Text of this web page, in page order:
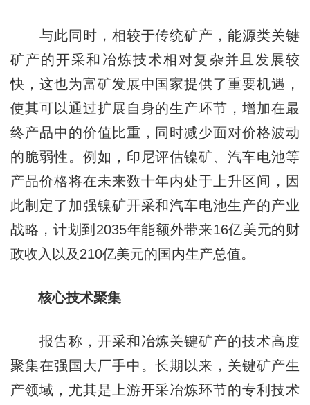
与此同时，相较于传统矿产，能源类关键
矿产的开采和冶炼技术相对复杂并且发展较
快，这也为富矿发展中国家提供了重要机遇，
使其可以通过扩展自身的生产环节，增加在最
终产品中的价值比重，同时减少面对价格波动
的脆弱性。例如，印尼评估镍矿、汽车电池等
产品价格将在未来数十年内处于上升区间，因
此制定了加强镍矿开采和汽车电池生产的产业
战略，计划到2035年能额外带来16亿美元的财
政收入以及210亿美元的国内生产总值。
核心技术聚集
报告称，开采和冶炼关键矿产的技术高度
聚集在强国大厂手中。长期以来，关键矿产生
产领域，尤其是上游开采冶炼环节的专利技术